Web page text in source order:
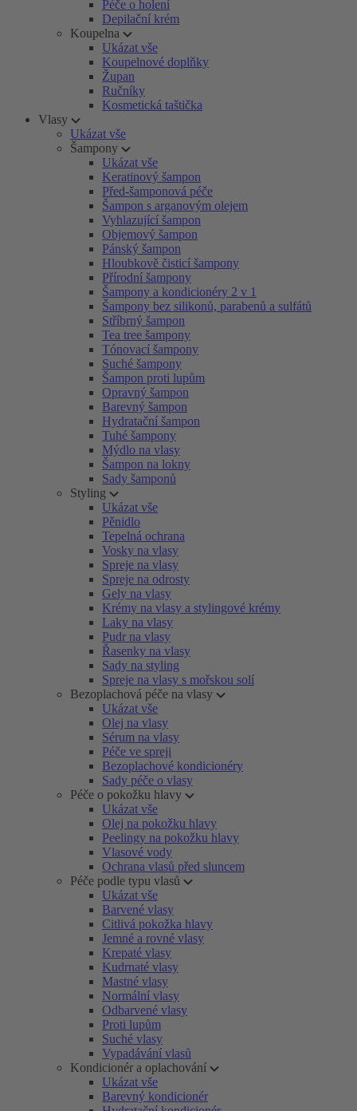
Péče o holení
Depilační krém
Koupelna
Ukázat vše
Koupelnové doplňky
Župan
Ručníky
Kosmetická taštička
Vlasy
Ukázat vše
Šampony
Ukázat vše
Keratinový šampon
Před-šamponová péče
Šampon s arganovým olejem
Vyhlazující šampon
Objemový šampon
Pánský šampon
Hloubkově čisticí šampony
Přírodní šampony
Šampony a kondicionéry 2 v 1
Šampony bez silikonů, parabenů a sulfátů
Stříbrný šampon
Tea tree šampony
Tónovací šampony
Suché šampony
Šampon proti lupům
Opravný šampon
Barevný šampon
Hydratační šampon
Tuhé šampony
Mýdlo na vlasy
Šampon na lokny
Sady šamponů
Styling
Ukázat vše
Pěnidlo
Tepelná ochrana
Vosky na vlasy
Spreje na vlasy
Spreje na odrosty
Gely na vlasy
Krémy na vlasy a stylingové krémy
Laky na vlasy
Pudr na vlasy
Řasenky na vlasy
Sady na styling
Spreje na vlasy s mořskou solí
Bezoplachová péče na vlasy
Ukázat vše
Olej na vlasy
Sérum na vlasy
Péče ve spreji
Bezoplachové kondicionéry
Sady péče o vlasy
Péče o pokožku hlavy
Ukázat vše
Olej na pokožku hlavy
Peelingy na pokožku hlavy
Vlasové vody
Ochrana vlasů před sluncem
Péče podle typu vlasů
Ukázat vše
Barvené vlasy
Citlivá pokožka hlavy
Jemné a rovné vlasy
Krepaté vlasy
Kudrnaté vlasy
Mastné vlasy
Normální vlasy
Odbarvené vlasy
Proti lupům
Suché vlasy
Vypadávání vlasů
Kondicionér a oplachování
Ukázat vše
Barevný kondicionér